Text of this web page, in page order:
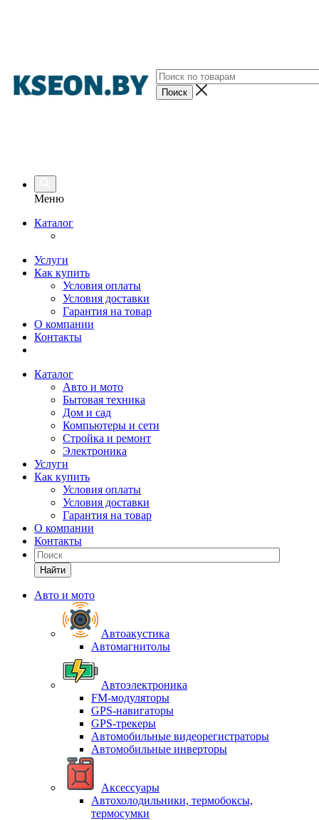
Меню
Каталог
Услуги
Как купить
Условия оплаты
Условия доставки
Гарантия на товар
О компании
Контакты
Каталог
Авто и мото
Бытовая техника
Дом и сад
Компьютеры и сети
Стройка и ремонт
Электроника
Услуги
Как купить
Условия оплаты
Условия доставки
Гарантия на товар
О компании
Контакты
Найти
Авто и мото
Автоакустика
Автомагнитолы
Автоэлектроника
FM-модуляторы
GPS-навигаторы
GPS-трекеры
Автомобильные видеорегистраторы
Автомобильные инверторы
Аксессуары
Автохолодильники, термобоксы,
термосумки